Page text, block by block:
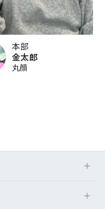
本部
金太郎
丸顔